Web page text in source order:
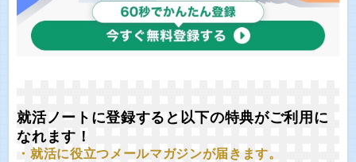
就活ノートに登録すると以下の特典がご利用に
なれます！
・就活に役立つメールマガジンが届きます。